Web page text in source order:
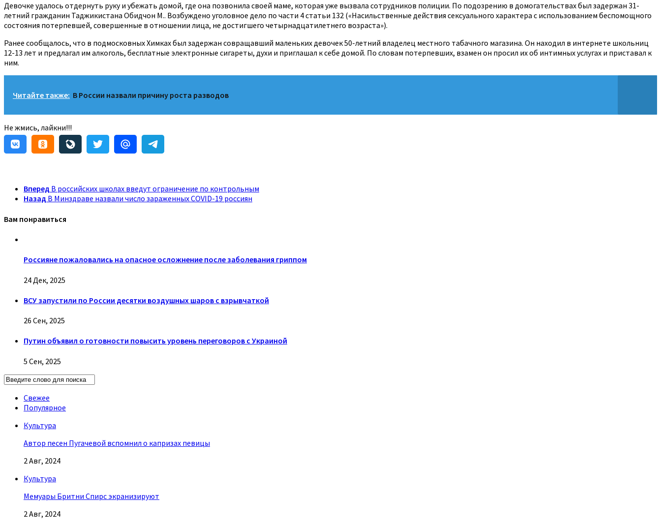
Девочке удалось отдернуть руку и убежать домой, где она позвонила своей маме, которая уже вызвала сотрудников полиции. По подозрению в домогательствах был задержан 31-
летний гражданин Таджикистана Обидчон М.. Возбуждено уголовное дело по части 4 статьи 132 («Насильственные действия сексуального характера с использованием беспомощного
состояния потерпевшей, совершенные в отношении лица, не достигшего четырнадцатилетнего возраста»).
Ранее сообщалось, что в подмосковных Химках был задержан совращавший маленьких девочек 50-летний владелец местного табачного магазина. Он находил в интернете школьниц
12-13 лет и предлагал им алкоголь, бесплатные электронные сигареты, духи и приглашал к себе домой. По словам потерпевших, взамен он просил их об интимных услугах и приставал к
ним.
Читайте также: В России назвали причину роста разводов
Не жмись, лайкни!!!
Вперед В российских школах введут ограничение по контрольным
Назад В Минздраве назвали число зараженных COVID-19 россиян
Вам понравиться
Россияне пожаловались на опасное осложнение после заболевания гриппом
24 Дек, 2025
ВСУ запустили по России десятки воздушных шаров с взрывчаткой
26 Сен, 2025
Путин объявил о готовности повысить уровень переговоров с Украиной
5 Сен, 2025
Свежее
Популярное
Культура
Автор песен Пугачевой вспомнил о капризах певицы
2 Авг, 2024
Культура
Мемуары Бритни Спирс экранизируют
2 Авг, 2024